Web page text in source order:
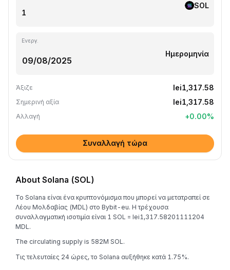
SOL
Ενεργ.
Ημερομηνία
Άξιζε lei1,317.58
Σημερινή αξία lei1,317.58
Αλλαγή +0.00%
Συναλλαγή τώρα
About Solana (SOL)
Το Solana είναι ένα κρυπτονόμισμα που μπορεί να μετατραπεί σε
Λέου Μολδαβίας (MDL) στο Bybit-eu. Η τρέχουσα
συναλλαγματική ισοτιμία είναι 1 SOL = lei1,317.58201111204
MDL.
The circulating supply is 582M SOL.
Τις τελευταίες 24 ώρες, το Solana αυξήθηκε κατά 1.75%.